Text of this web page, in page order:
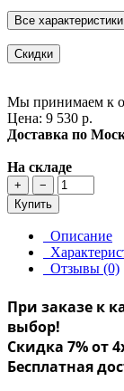
Все характеристики
Скидки
Мы принимаем к
Цена: 9 530 р.
Доставка по
На складе
+
−
Купить
Описание
Отзывы (0)
При заказе к
выбор!
Скидка 7% от
Бесплатная